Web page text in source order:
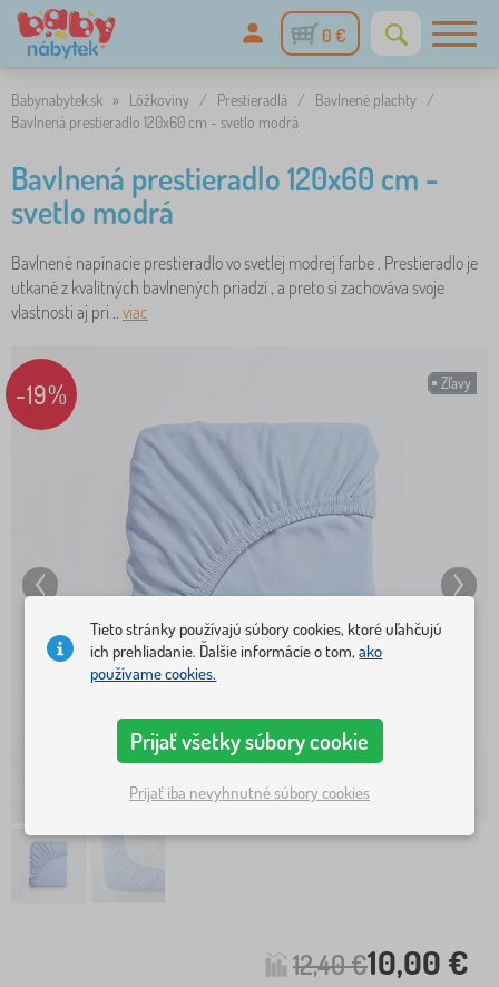
0 €
Babynabytek.sk » Lôžkoviny / Prestieradlá / Bavlnené plachty /
Bavlnená prestieradlo 120x60 cm - svetlo modrá
Bavlnená prestieradlo 120x60 cm -
svetlo modrá
Bavlnené napínacie prestieradlo vo svetlej modrej farbe . Prestieradlo je
utkané z kvalitných bavlnených priadzí , a preto si zachováva svoje
vlastnosti aj pri .. viac
Zľavy
-19%
12,40 €10,00 €
Tieto stránky používajú súbory cookies, ktoré uľahčujú
ich prehliadanie. Ďalšie informácie o tom,ako
používame cookies.
Prijať všetky súbory cookie
Prijať iba nevyhnutné súbory cookies